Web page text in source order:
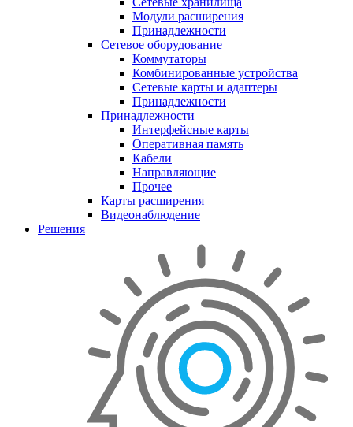
Модули расширения
Принадлежности
Сетевое оборудование
Коммутаторы
Комбинированные устройства
Сетевые карты и адаптеры
Принадлежности
Принадлежности
Интерфейсные карты
Оперативная память
Кабели
Направляющие
Прочее
Карты расширения
Видеонаблюдение
Решения